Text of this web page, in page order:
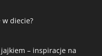
w diecie?
jajkiem – inspiracje na